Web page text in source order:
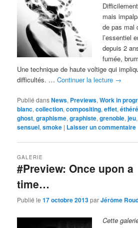
mais
de pas mal
l’essentiel
depuis 2
fumée,
Une technique de haute voltige qui
difficultés. …Continuer la lecture →
Publié dansNews, Previews,Work in
blanc,collection,compositing,effet,
ghost,graphisme,graphiste,grenoble,jeu
sensuel,smoke | Laisser un commentaire
#Preview: Once upon a
time…
GALERIE
Publié le17 octobre 2013parJérôme
Cette